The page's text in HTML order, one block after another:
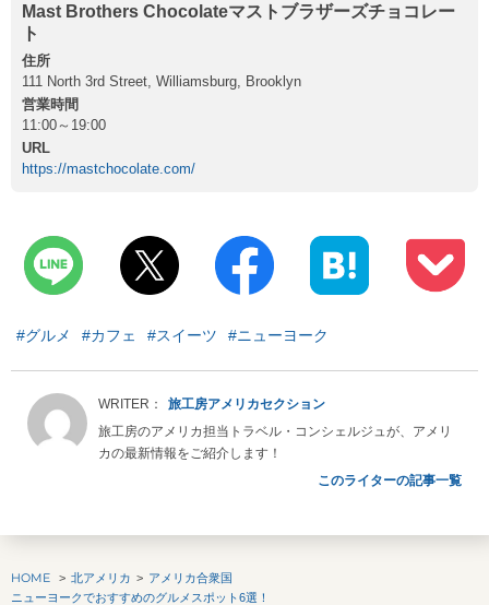
Mast Brothers Chocolateマストブラザーズチョコレー
ト
住所
111 North 3rd Street, Williamsburg, Brooklyn
営業時間
11:00～19:00
URL
https://mastchocolate.com/
#グルメ #カフェ #スイーツ #ニューヨーク
旅工房アメリカセクション
旅工房のアメリカ担当トラベル・コンシェルジュが、アメリ
カの最新情報をご紹介します！
このライターの記事一覧
HOME 北アメリカ
アメリカ合衆国
ニューヨークでおすすめのグルメスポット6選！